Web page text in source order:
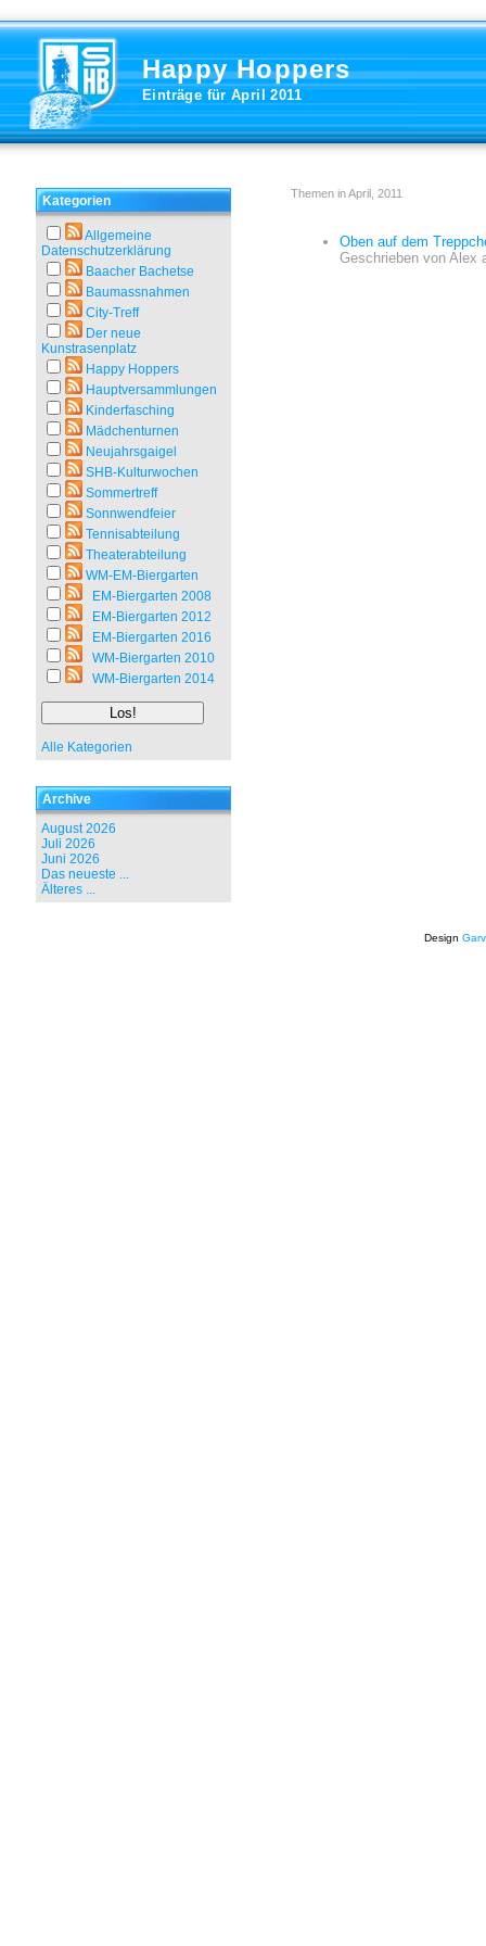
Happy Hoppers
Einträge für April 2011
Kategorien
Allgemeine
Datenschutzerklärung
Baacher Bachetse
Baumassnahmen
City-Treff
Der neue
Kunstrasenplatz
Happy Hoppers
Hauptversammlungen
Kinderfasching
Mädchenturnen
Neujahrsgaigel
SHB-Kulturwochen
Sommertreff
Sonnwendfeier
Tennisabteilung
Theaterabteilung
WM-EM-Biergarten
EM-Biergarten 2008
EM-Biergarten 2012
EM-Biergarten 2016
WM-Biergarten 2010
WM-Biergarten 2014
Alle Kategorien
Archive
August 2026
Juli 2026
Juni 2026
Das neueste ...
Älteres ...
Themen in April, 2011
Oben auf dem
Geschrieben von Alex
Design